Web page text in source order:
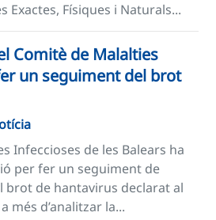
Exactes, Físiques i Naturals...
Comitè de Malalties
un seguiment del brot
Infeccioses de les Balears ha
per fer un seguiment de
brot de hantavirus declarat al
més d’analitzar la...